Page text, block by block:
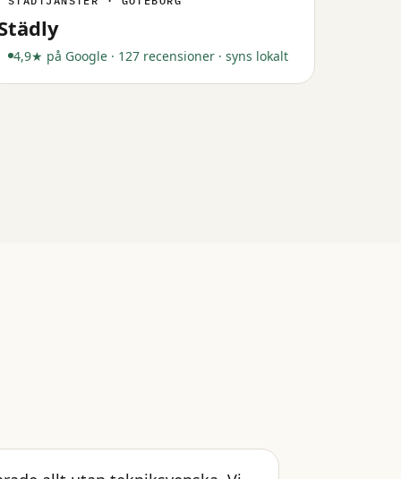
4,9★ på Google · 127 recensioner · syns lokalt